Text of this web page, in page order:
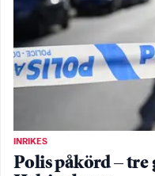
INRIKES
Polis påkörd –